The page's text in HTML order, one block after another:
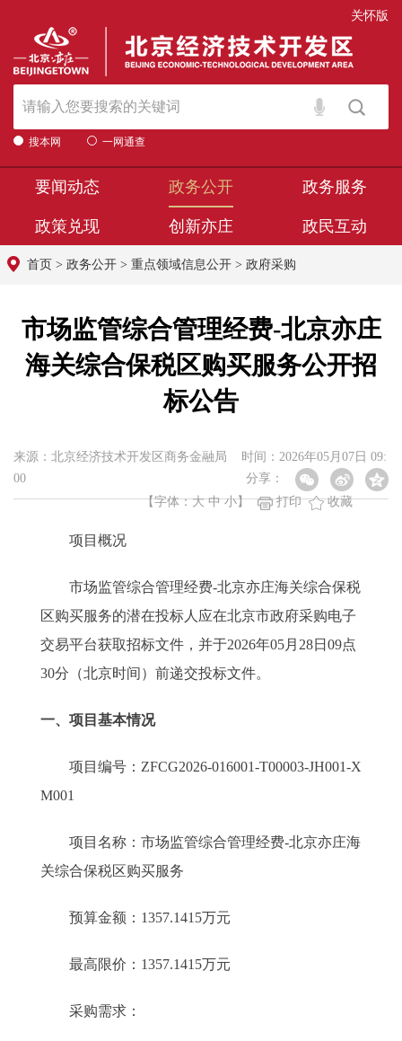
关怀版
搜本网 一网通查
要闻动态 政务公开 政务服务
政策兑现 创新亦庄 政民互动
首页 > 政务公开 > 重点领域信息公开 > 政府采购
市场监管综合管理经费-北京亦庄
海关综合保税区购买服务公开招
标公告
来源：北京经济技术开发区商务金融局 时间：2026年05月07日 09:
00
分享：
【字体：大 中 小】 打印 收藏
项目概况
市场监管综合管理经费-北京亦庄海关综合保税
区购买服务的潜在投标人应在北京市政府采购电子
交易平台获取招标文件，并于2026年05月28日09点
30分（北京时间）前递交投标文件。
一、项目基本情况
项目编号：ZFCG2026-016001-T00003-JH001-X
M001
项目名称：市场监管综合管理经费-北京亦庄海
关综合保税区购买服务
预算金额：1357.1415万元
最高限价：1357.1415万元
采购需求：